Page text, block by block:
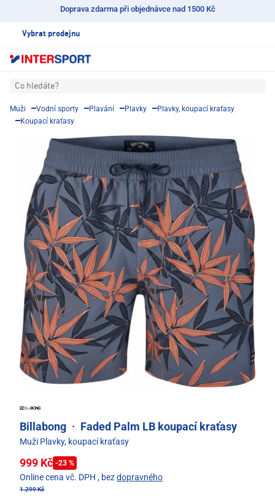
Doprava zdarma při objednávce nad 1500 Kč
Vybrat prodejnu
Co hledáte?
Muži Vodní sporty Plavání Plavky
Plavky, koupací kraťasy
Koupací kraťasy
Billabong · Faded Palm LB koupací kraťasy
Muži Plavky, koupací kraťasy
999 Kč -23 %
Online cena vč. DPH , bezdopravného
1.299 Kč